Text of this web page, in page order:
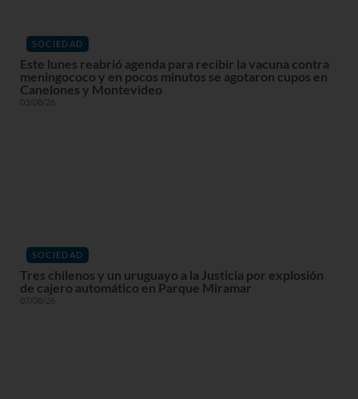
SOCIEDAD
Este lunes reabrió agenda para recibir la vacuna contra
meningococo y en pocos minutos se agotaron cupos en
Canelones y Montevideo
03/08/26
SOCIEDAD
Tres chilenos y un uruguayo a la Justicia por explosión
de cajero automático en Parque Miramar
07/08/26